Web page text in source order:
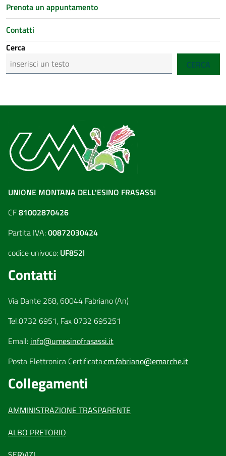
Prenota un appuntamento
Contatti
Cerca
CERCA
UNIONE MONTANA DELL'ESINO FRASASSI
CF81002870426
Partita IVA:00872030424
codice univoco: UF852I
Contatti
Via Dante 268, 60044 Fabriano (An)
Tel.0732 6951, Fax 0732 695251
Email: info@umesinofrasassi.it
Posta Elettronica Certificata:cm.fabriano@emarche.it
Collegamenti
AMMINISTRAZIONE TRASPARENTE
ALBO PRETORIO